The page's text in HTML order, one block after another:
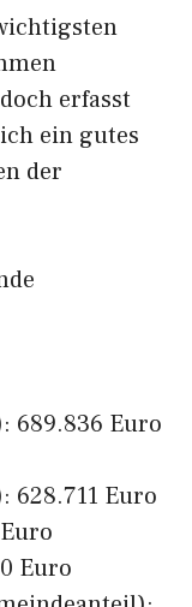
erfasst
ein gutes
der
689.836 Euro
628.711 Euro
Euro